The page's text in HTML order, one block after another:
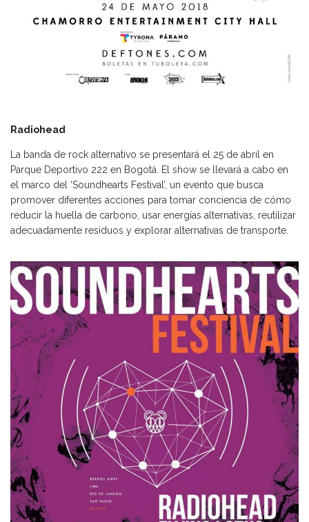
Radiohead
La banda de rock alternativo se presentará el 25 de abril en
Parque Deportivo 222 en Bogotá. El show se llevará a cabo en
el marco del ‘Soundhearts Festival’, un evento que busca
promover diferentes acciones para tomar conciencia de cómo
reducir la huella de carbono, usar energías alternativas, reutilizar
adecuadamente residuos y explorar alternativas de transporte.